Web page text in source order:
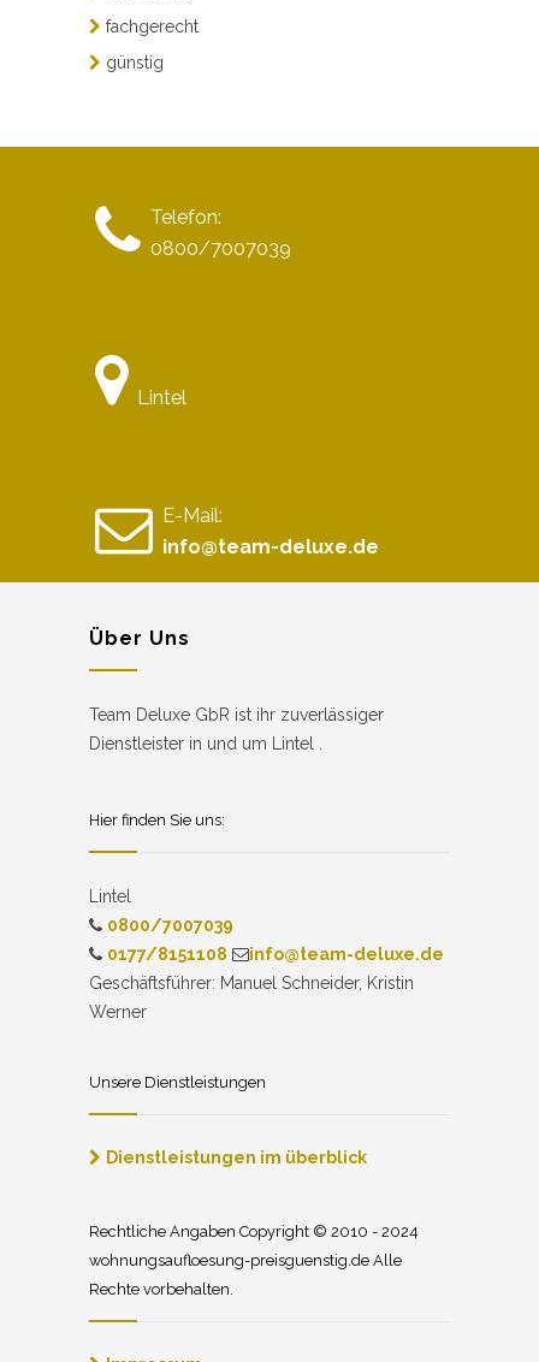
fachgerecht
günstig
Telefon:
0800/7007039
Lintel
E-Mail:
info@team-deluxe.de
Über Uns
Team Deluxe GbR ist ihr zuverlässiger
Dienstleister in und um Lintel .
Hier finden Sie uns:
Lintel
0800/7007039
0177/8151108
info@team-deluxe.de
Geschäftsführer: Manuel Schneider, Kristin
Werner
Unsere Dienstleistungen
Dienstleistungen im überblick
Rechtliche Angaben Copyright © 2010 - 2024
wohnungsaufloesung-preisguenstig.de Alle
Rechte vorbehalten.